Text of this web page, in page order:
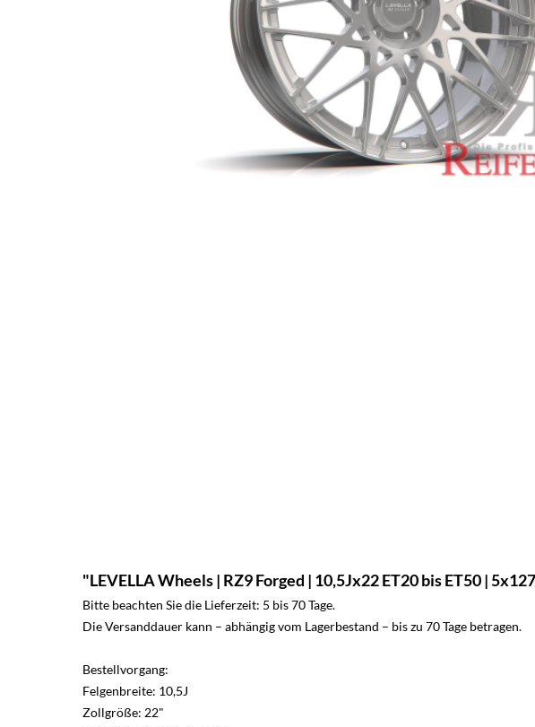
"LEVELLA Wheels | RZ9 Forged | 10,5Jx22 ET20 bis ET50 |
Bitte beachten Sie die Lieferzeit: 5 bis 70 Tage.
Die Versanddauer kann – abhängig vom Lagerbestand – bis zu 70 Tage betragen.
Bestellvorgang:
Felgenbreite: 10,5J
Zollgröße: 22"